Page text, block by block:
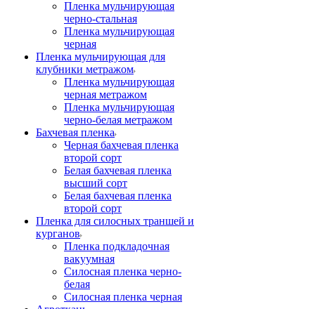
Пленка мульчирующая
черно-стальная
Пленка мульчирующая
черная
Пленка мульчирующая для
клубники метражом
Пленка мульчирующая
черная метражом
Пленка мульчирующая
черно-белая метражом
Бахчевая пленка
Черная бахчевая пленка
второй сорт
Белая бахчевая пленка
высший сорт
Белая бахчевая пленка
второй сорт
Пленка для силосных траншей и
курганов
Пленка подкладочная
вакуумная
Силосная пленка черно-
белая
Силосная пленка черная